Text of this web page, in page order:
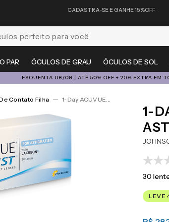
CADASTRA-SE E GANHE 15%OFF
PAR ÓCULOS DE GRAU ÓCULOS DE SOL
para você
ESQUENTA 08/08 | ATÉ 50% OFF + 20% EXTRA EM
Contato Filha 1-Day ACUVUE® Moist For Astigmatism 30
1-
30
LEVE